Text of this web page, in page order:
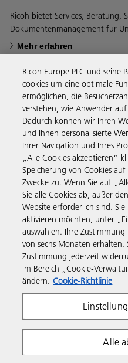
Ricoh bietet Services,
Dokumentenmanagement für
Mehr erfahren
Business Solutions
Produkte & Services
Support & Kontakt
Informationen
Folgen Sie uns
Ricoh Europe PLC und seine
cookies um eine optimale
ermöglichen, die
verstehen, wie Anwender
Dadurch können wir Ihren
und Ihnen personalisierte
Ihrer Navigation und Ihres
„Alle Cookies akzeptieren“
Speicherung von Cookies
Zwecke zu. Wenn Sie auf
Sie alle Cookies ab, außer
Website erforderlich sind.
aktivieren möchten, unter
auswählen. Ihre
von sechs Monaten erhalten.
Zustimmung jederzeit
im Bereich „Cookie-
ändern. Cookie-Richtlinie
Alle